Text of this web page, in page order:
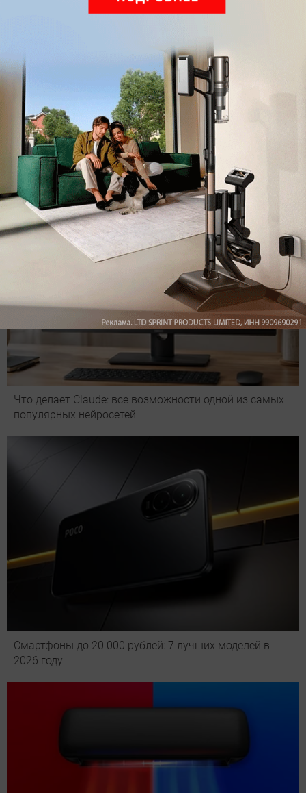
Подпишись на наш канал в мессенджере МАХ
Что делает Сlaude: все возможности одной из самых
популярных нейросетей
Смартфоны до 20 000 рублей: 7 лучших моделей в
2026 году